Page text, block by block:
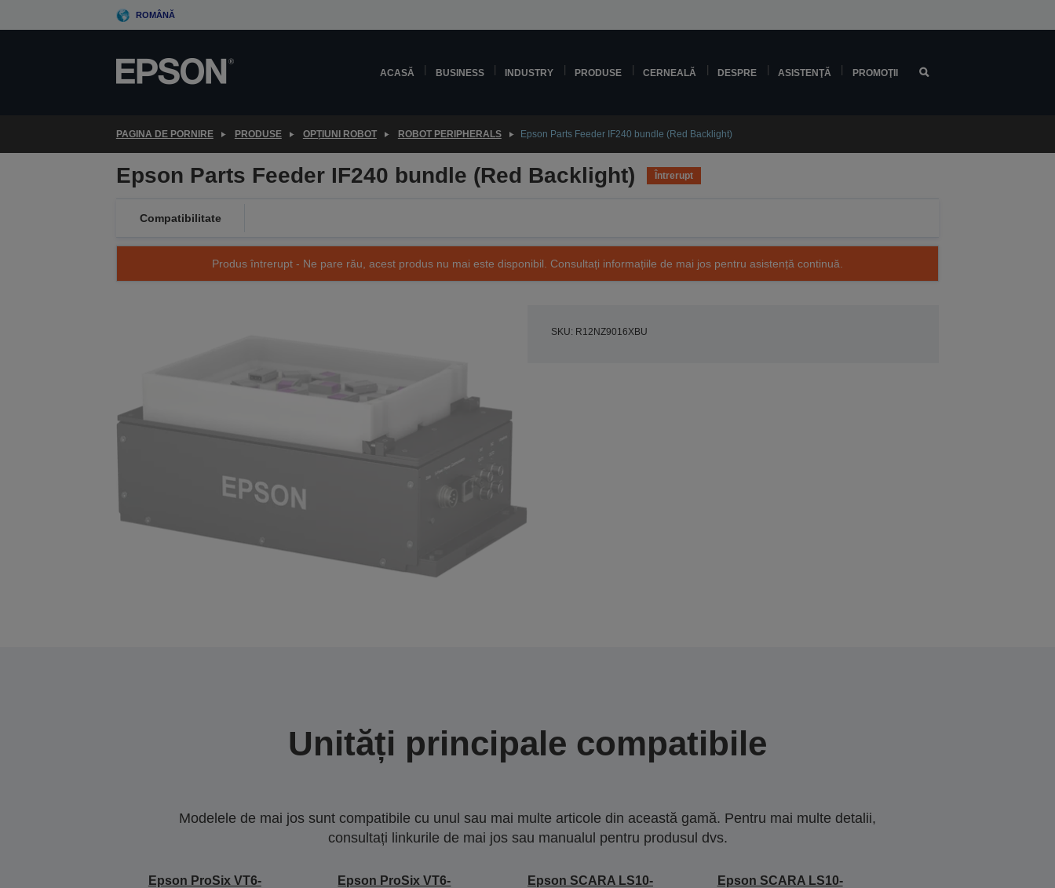
to
ROMÂNĂ
ACASĂ BUSINESS INDUSTRY PRODUSE CERNEALĂ DESPRE ASISTENŢĂ PROMOŢII
PAGINA DE PORNIRE PRODUSE OPȚIUNI ROBOT ROBOT PERIPHERALS Epson Parts Feeder IF240 bundle (Red Backlight)
Epson Parts Feeder IF240 bundle (Red Backlight) Întrerupt
Compatibilitate
Produs întrerupt - Ne pare rău, acest produs nu mai este disponibil. Consultați informațiile de mai jos pentru asistență continuă.
SKU: R12NZ9016XBU
Unități principale compatibile
Modelele de mai jos sunt compatibile cu unul sau mai multe articole din această gamă. Pentru mai multe detalii,
consultați linkurile de mai jos sau manualul pentru produsul dvs.
Epson ProSix VT6-
Epson ProSix VT6-
Epson SCARA LS10-
Epson SCARA LS10-